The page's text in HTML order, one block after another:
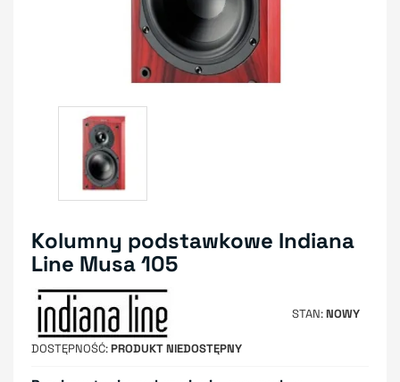
Kolumny podstawkowe Indiana
Line Musa 105
STAN NOWY
DOSTĘPNOŚĆ PRODUKT NIEDOSTĘPNY